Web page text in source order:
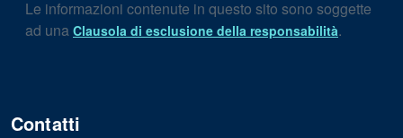
Le informazioni contenute in questo sito sono soggette
ad una Clausola di esclusione della responsabilità.
Contatti